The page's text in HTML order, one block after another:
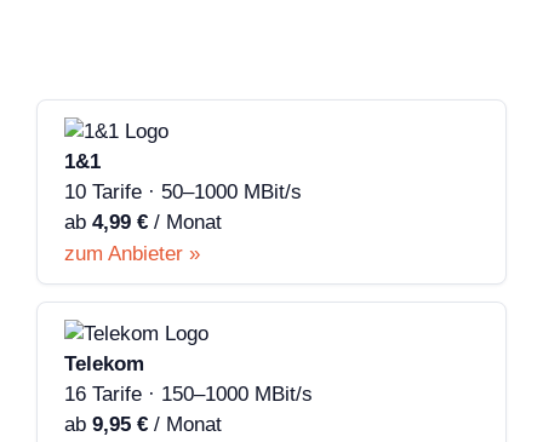
1&1
10 Tarife · 50–1000 MBit/s
ab 4,99 € / Monat
zum Anbieter »
Telekom
16 Tarife · 150–1000 MBit/s
ab 9,95 € / Monat